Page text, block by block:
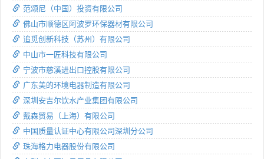
范颂尼（中国）投资有限公司
佛山市顺德区阿波罗环保器材有限公司
追觅创新科技（苏州）有限公司
中山市一匠科技有限公司
宁波市慈溪进出口控股有限公司
广东美的环境电器制造有限公司
深圳安吉尔饮水产业集团有限公司
戴森贸易（上海）有限公司
中国质量认证中心有限公司深圳分公司
珠海格力电器股份有限公司